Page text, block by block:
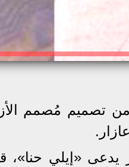
تصميم مُصمم
يدعى «إيلي حنا»،